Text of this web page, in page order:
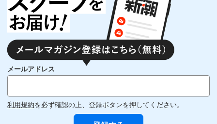
メールアドレス
利用規約を必ず確認の上、登録ボタンを押してください。